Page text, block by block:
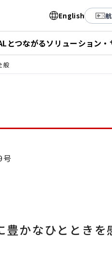
English
とつながるソリューション・
般
号
豊かなひととき